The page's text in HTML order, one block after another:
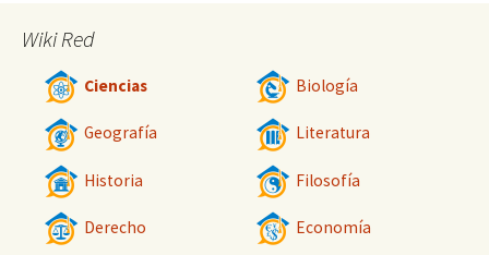
Wiki Red
Ciencias Biología
Geografía Literatura
Historia Filosofía
Derecho Economía